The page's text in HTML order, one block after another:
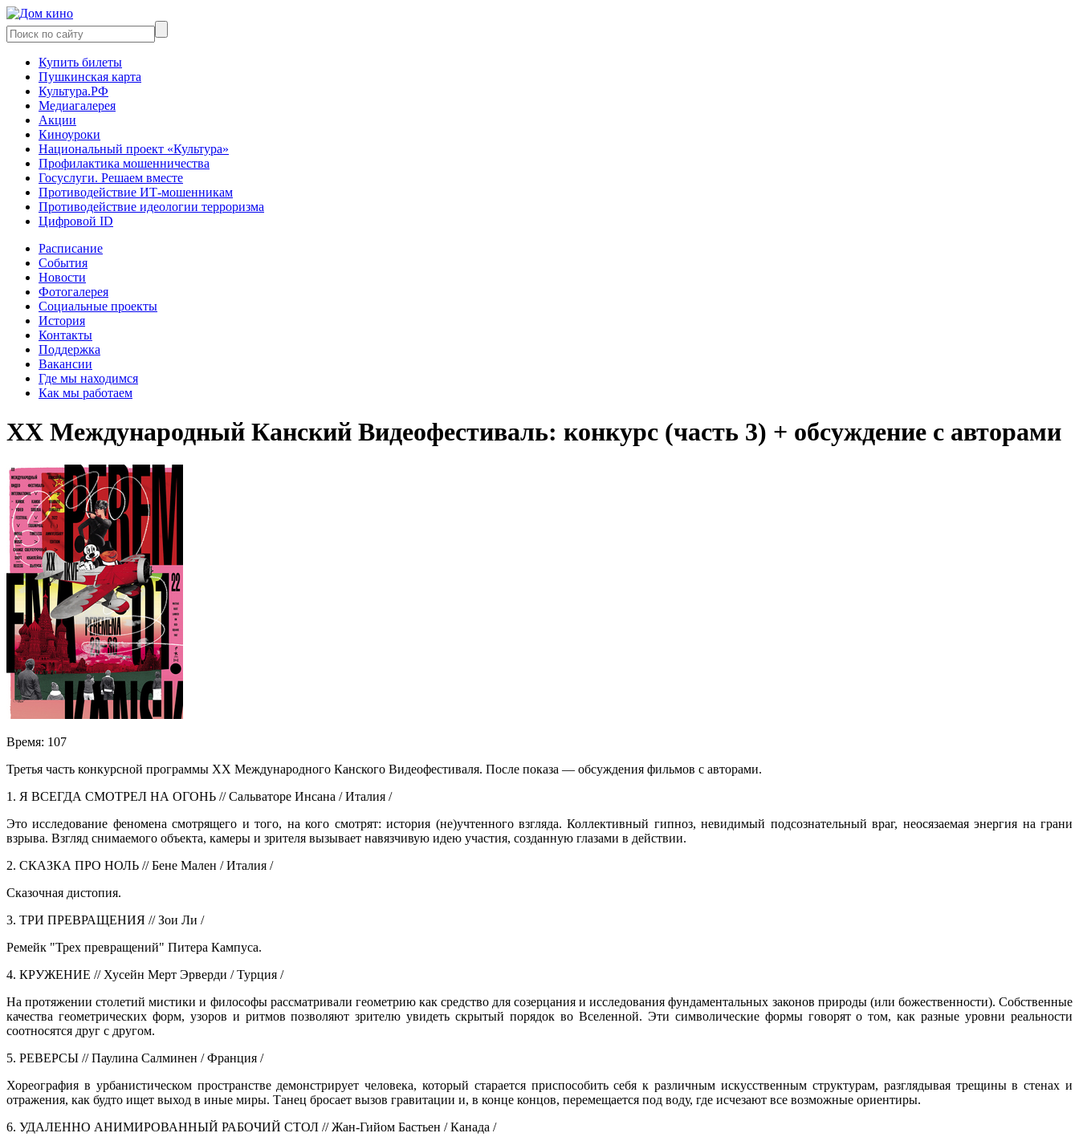
Купить билеты
Пушкинская карта
Культура.РФ
Медиагалерея
Акции
Киноуроки
Национальный проект «Культура»
Профилактика мошенничества
Госуслуги. Решаем вместе
Противодействие ИТ-мошенникам
Противодействие идеологии терроризма
Цифровой ID
Расписание
События
Новости
Фотогалерея
Социальные проекты
История
Контакты
Поддержка
Вакансии
Где мы находимся
Как мы работаем
XX Международный Канский Видеофестиваль: конкурс (часть 3) + обсуждение с авторами
Время: 107
Третья часть конкурсной программы ХХ Международного Канского Видеофестиваля. После показа — обсуждения фильмов с авторами.
1. Я ВСЕГДА СМОТРЕЛ НА ОГОНЬ // Сальваторе Инсана / Италия /
Это исследование феномена смотрящего и того, на кого смотрят: история (не)учтенного взгляда. Коллективный гипноз, невидимый подсознательный враг, неосязаемая энергия на грани
взрыва. Взгляд снимаемого объекта, камеры и зрителя вызывает навязчивую идею участия, созданную глазами в действии.
2. СКАЗКА ПРО НОЛЬ // Бене Мален / Италия /
Сказочная дистопия.
3. ТРИ ПРЕВРАЩЕНИЯ // Зои Ли /
Ремейк "Трех превращений" Питера Кампуса.
4. КРУЖЕНИЕ // Хусейн Мерт Эрверди / Турция /
На протяжении столетий мистики и философы рассматривали геометрию как средство для созерцания и исследования фундаментальных законов природы (или божественности). Собственные
качества геометрических форм, узоров и ритмов позволяют зрителю увидеть скрытый порядок во Вселенной. Эти символические формы говорят о том, как разные уровни реальности
соотносятся друг с другом.
5. РЕВЕРСЫ // Паулина Салминен / Франция /
Хореография в урбанистическом пространстве демонстрирует человека, который старается приспособить себя к различным искусственным структурам, разглядывая трещины в стенах и
отражения, как будто ищет выход в иные миры. Танец бросает вызов гравитации и, в конце концов, перемещается под воду, где исчезают все возможные ориентиры.
6. УДАЛЕННО АНИМИРОВАННЫЙ РАБОЧИЙ СТОЛ // Жан-Гийом Бастьен / Канада /